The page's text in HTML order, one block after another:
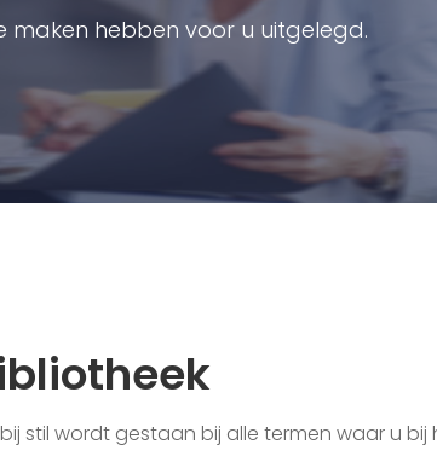
maken hebben voor u uitgelegd.
stil wordt gestaan bij alle termen waar u bij